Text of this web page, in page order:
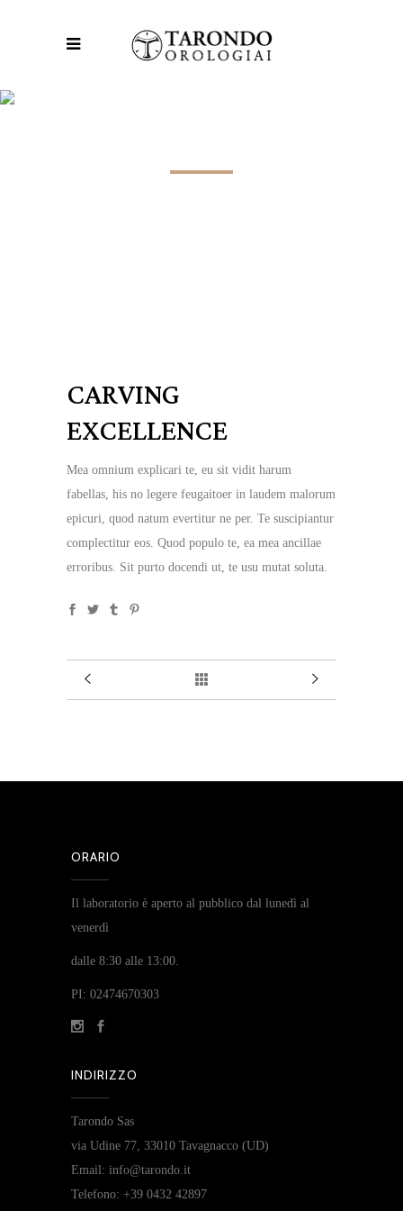
CARVING
EXCELLENCE
Mea omnium explicari te, eu sit vidit harum
fabellas, his no legere feugaitoer in laudem malorum
epicuri, quod natum evertitur ne per. Te suscipiantur
complectitur eos. Quod populo te, ea mea ancillae
erroribus. Sit purto docendi ut, te usu mutat soluta.
ORARIO
Il laboratorio è aperto al pubblico dal lunedì al
venerdì
dalle 8:30 alle 13:00.
PI: 02474670303
INDIRIZZO
Tarondo Sas
via Udine 77, 33010 Tavagnacco (UD)
Email: info@tarondo.it
Telefono: +39 0432 42897